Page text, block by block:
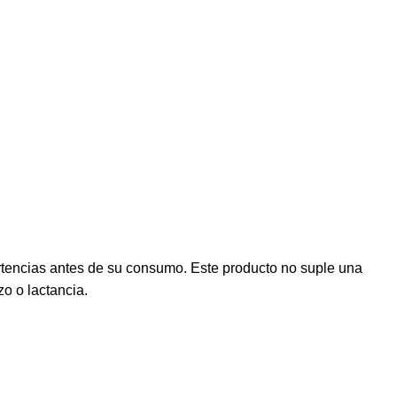
antes de su consumo. Este producto no suple una
o lactancia.